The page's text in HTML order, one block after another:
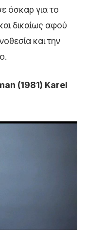
όσκαρ για το
δικαίως αφού
και την
(1981) Karel